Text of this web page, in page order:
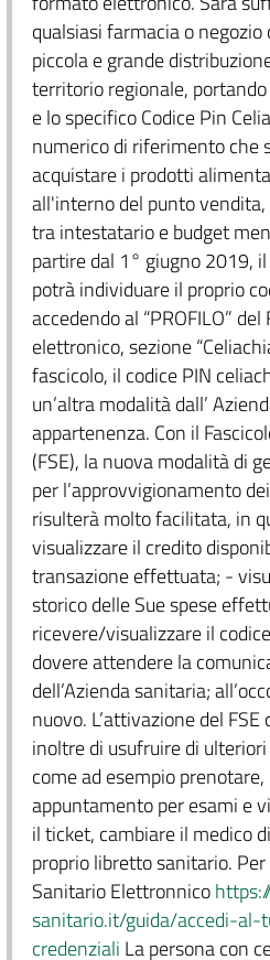
qualsiasi farmacia o
piccola e grande
territorio regionale,
e lo specifico Codice Pin
numerico di riferimento che
acquistare i prodotti
all'interno del punto
tra intestatario e budget
partire dal 1° giugno 2019,
potrà individuare il proprio
accedendo al “PROFILO”
elettronico, sezione
fascicolo, il codice PIN
un’altra modalità dall’
appartenenza. Con il
(FSE), la nuova modalità di
per l’approvvigionamento
risulterà molto facilitata, in
visualizzare il credito
transazione effettuata; -
storico delle Sue spese
ricevere/visualizzare il
dovere attendere la
dell’Azienda sanitaria;
nuovo. L’attivazione del
inoltre di usufruire di
come ad esempio
appuntamento per esami e
il ticket, cambiare il medico
proprio libretto sanitario.
Sanitario Elettronnico
sanitario.it/guida/accedi-
credenziali La persona con